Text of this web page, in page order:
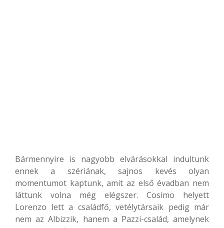
Bármennyire is nagyobb elvárásokkal indultunk
ennek a szériának, sajnos kevés olyan
momentumot kaptunk, amit az első évadban nem
láttunk volna még elégszer. Cosimo helyett
Lorenzo lett a családfő, vetélytársaik pedig már
nem az Albizzik, hanem a Pazzi-család, amelynek